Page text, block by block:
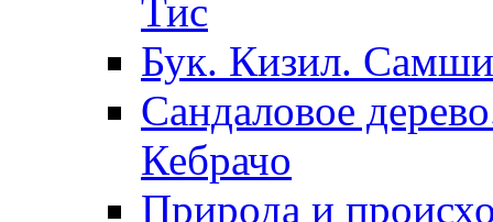
Тис
Бук. Кизил.
Сандаловое
Кебрачо
Природа и